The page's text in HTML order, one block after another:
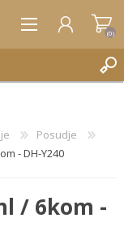
(0)
Posudje
- DH-Y240
/ 6kom -